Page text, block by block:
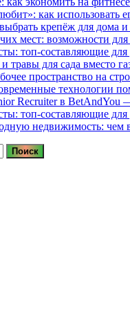
как использовать
крепёж для дома и
мест: возможности
топ‑составляющие
травы для сада вместо
пространство на
технологии
Recruiter в BetAndYou
топ‑составляющие
недвижимость: